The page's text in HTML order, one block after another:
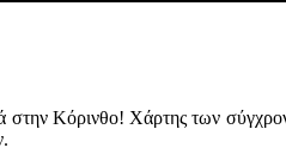
Κόρινθο! Xάρτης των